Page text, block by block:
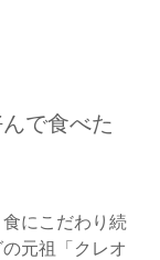
で食べた
にこだわり続
元祖「クレオ